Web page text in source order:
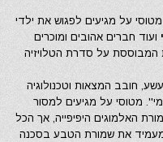
על מגיעים לפגוש את ילדי
ועוד חברים אהובים ומוכרים
המבוססת על סדרת הטלויזיה
חובב המצאות וטכנולוגיה
מטוסי על מגיעים למסור
האלמוגים היפיפייה, אך הכל
את שמורת הטבע בסכנה